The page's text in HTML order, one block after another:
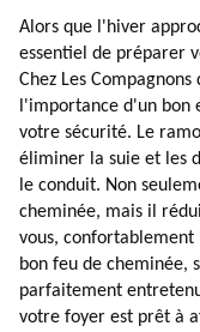
Alors que l'hiver
essentiel de préparer
Chez Les
l'importance d'un
votre sécurité. Le
éliminer la suie et les
le conduit. Non
cheminée, mais il
vous,
bon feu de cheminée,
parfaitement
votre foyer est prêt à